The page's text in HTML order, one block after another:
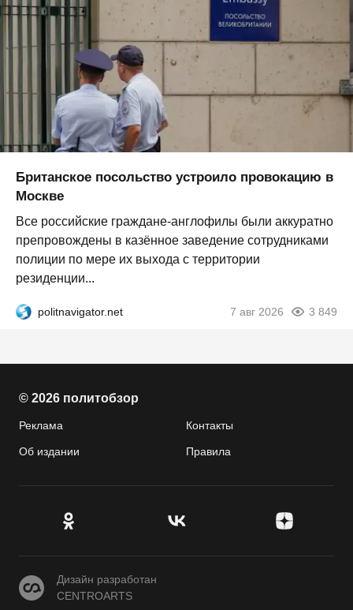
Британское посольство устроило провокацию в
Москве
Все российские граждане-англофилы были аккуратно
препровождены в казённое заведение сотрудниками
полиции по мере их выхода с территории
резиденции...
politnavigator.net 7 авг 2026 3 849
© 2026 политобзор
Реклама Контакты
Об издании Правила
CENTROARTS